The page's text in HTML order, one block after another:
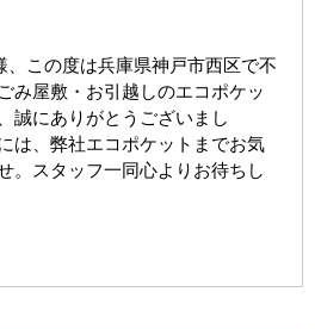
、この度は兵庫県神戸市西区で不
み屋敷・お引越しのエコポケッ
誠にありがとうございまし
は、弊社エコポケットまでお気
。スタッフ一同心よりお待ちし